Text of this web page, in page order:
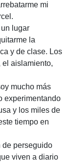
mi
lugar
la
y de clase. Los
el aislamiento,
mucho más
experimentando
y los miles de
tiempo en
de perseguido
viven a diario